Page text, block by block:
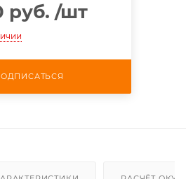
руб. /шт